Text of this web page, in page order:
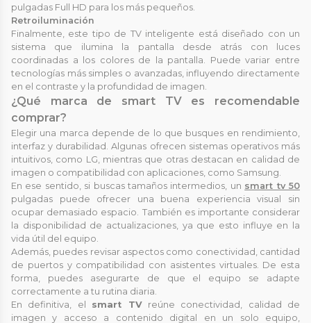
pulgadas Full HD para los más pequeños.
Retroiluminación
Finalmente, este tipo de TV inteligente está diseñado con un
sistema que ilumina la pantalla desde atrás con luces
coordinadas a los colores de la pantalla. Puede variar entre
tecnologías más simples o avanzadas, influyendo directamente
en el contraste y la profundidad de imagen.
¿Qué marca de smart TV es recomendable
comprar?
Elegir una marca depende de lo que busques en rendimiento,
interfaz y durabilidad. Algunas ofrecen sistemas operativos más
intuitivos, como LG, mientras que otras destacan en calidad de
imagen o compatibilidad con aplicaciones, como Samsung.
En ese sentido, si buscas tamaños intermedios, un smart tv 50
pulgadas puede ofrecer una buena experiencia visual sin
ocupar demasiado espacio. También es importante considerar
la disponibilidad de actualizaciones, ya que esto influye en la
vida útil del equipo.
Además, puedes revisar aspectos como conectividad, cantidad
de puertos y compatibilidad con asistentes virtuales. De esta
forma, puedes asegurarte de que el equipo se adapte
correctamente a tu rutina diaria.
En definitiva, el smart TVreúne conectividad, calidad de
imagen y acceso a contenido digital en un solo equipo,